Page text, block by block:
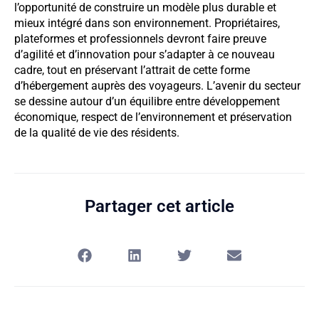
l’opportunité de construire un modèle plus durable et
mieux intégré dans son environnement. Propriétaires,
plateformes et professionnels devront faire preuve
d’agilité et d’innovation pour s’adapter à ce nouveau
cadre, tout en préservant l’attrait de cette forme
d’hébergement auprès des voyageurs. L’avenir du secteur
se dessine autour d’un équilibre entre développement
économique, respect de l’environnement et préservation
de la qualité de vie des résidents.
Partager cet article